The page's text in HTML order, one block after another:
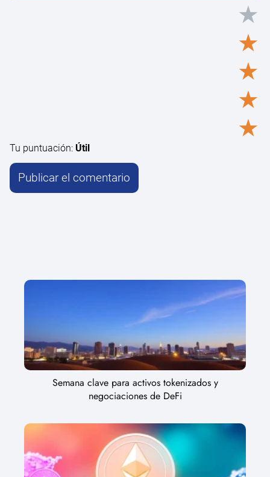
★
★
★
★
★
Tu puntuación: Útil
Semana clave para activos tokenizados y
negociaciones de DeFi